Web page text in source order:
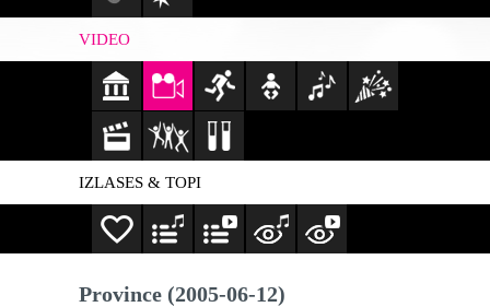
VIDEO
IZLASES & TOPI
Province (2005-06-12)